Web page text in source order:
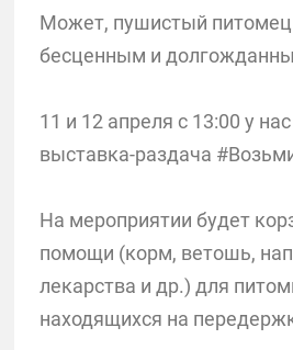
Может, пушистый питомец
бесценным и
11 и 12 апреля с 13:00 у
выставка-раздача
На мероприятии будет
помощи (корм, ветошь,
лекарства и др.) для
находящихся на